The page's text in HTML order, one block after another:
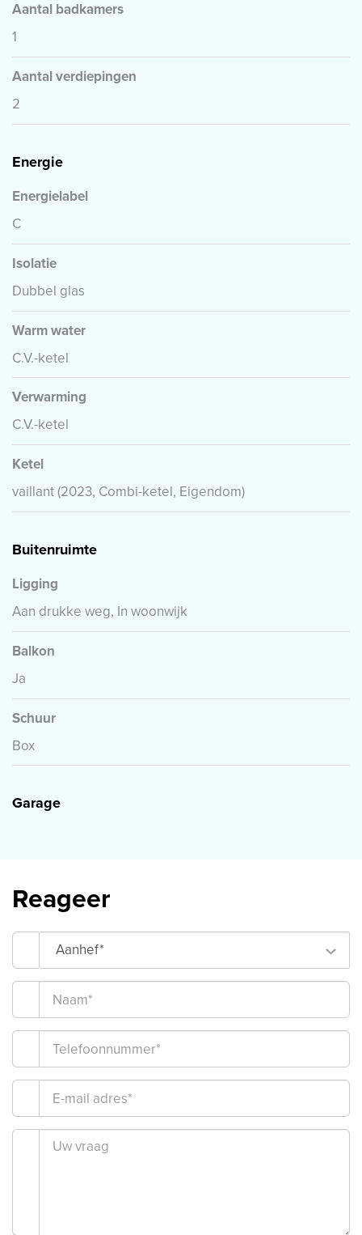
Aantal badkamers
1
Aantal verdiepingen
2
Energie
Energielabel
C
Isolatie
Dubbel glas
Warm water
C.V.-ketel
Verwarming
C.V.-ketel
Ketel
vaillant (2023, Combi-ketel, Eigendom)
Buitenruimte
Ligging
Aan drukke weg, In woonwijk
Balkon
Ja
Schuur
Box
Garage
Reageer
Aanhef*